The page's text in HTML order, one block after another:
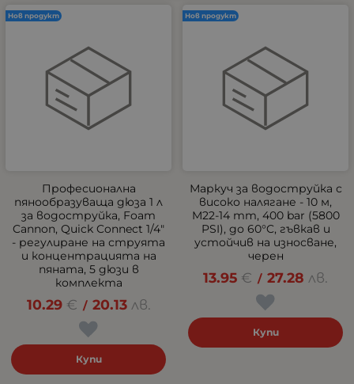
Професионална
пянообразуваща дюза 1 л
за водоструйка, Foam
Cannon, Quick Connect 1/4"
- регулиране на струята
и концентрацията на
пяната, 5 дюзи в
комплекта
10.29 € / 20.13 лв.
Купи
Нов продукт
Маркуч за водоструйка с
високо налягане - 10 м,
M22-14 mm, 400 bar (5800
PSI), до 60°C, гъвкав и
устойчив на износване,
черен
13.95 € / 27.28 лв.
Купи
Нов продукт